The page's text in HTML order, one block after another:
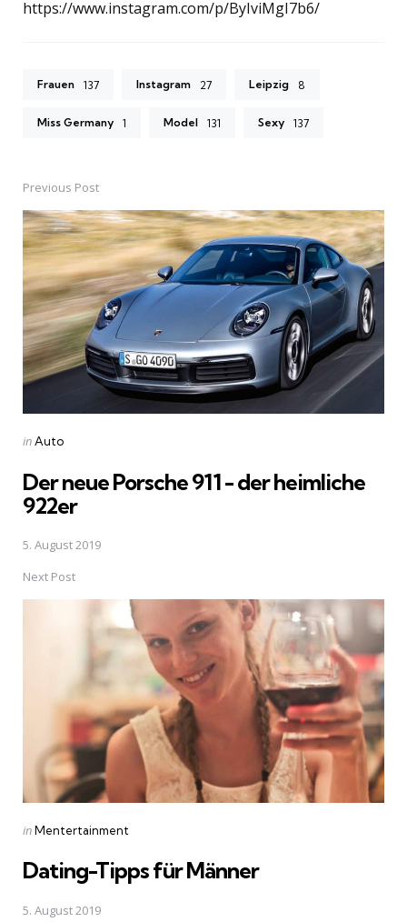
https://www.instagram.com/p/ByIviMgI7b6/
Frauen 137 Instagram 27 Leipzig 8
Miss Germany 1 Model 131 Sexy 137
Post
navigation
Previous Post
Posted
inAuto
Der neue Porsche 911 - der heimliche
922er
5. August 2019
Next Post
Posted
inMentertainment
Dating-Tipps für Männer
5. August 2019